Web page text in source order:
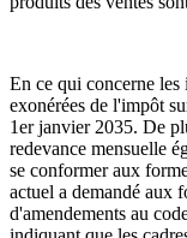
En ce qui concerne les
exonérées de l'impôt
1er janvier 2035. De
redevance mensuelle
se conformer aux
actuel a demandé aux
d'amendements au